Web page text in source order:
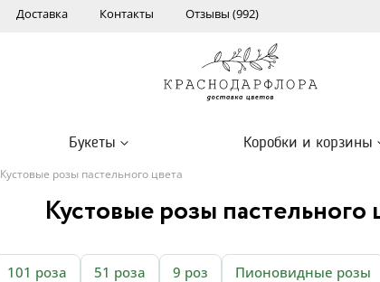
Доставка Контакты Отзывы (992)
Букеты Коробки и корзины
Кустовые розы пастельного цвета
Кустовые розы пастельного
101 роза 51 роза 9 роз Пионовидные розы